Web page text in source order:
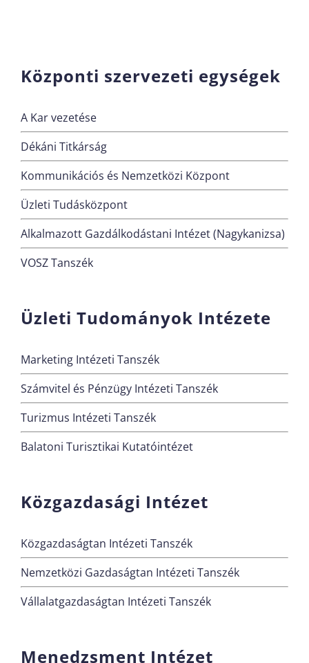
Központi szervezeti egységek
A Kar vezetése
Dékáni Titkárság
Kommunikációs és Nemzetközi Központ
Üzleti Tudásközpont
Alkalmazott Gazdálkodástani Intézet (Nagykanizsa)
VOSZ Tanszék
Üzleti Tudományok Intézete
Marketing Intézeti Tanszék
Számvitel és Pénzügy Intézeti Tanszék
Turizmus Intézeti Tanszék
Balatoni Turisztikai Kutatóintézet
Közgazdasági Intézet
Közgazdaságtan Intézeti Tanszék
Nemzetközi Gazdaságtan Intézeti Tanszék
Vállalatgazdaságtan Intézeti Tanszék
Menedzsment Intézet